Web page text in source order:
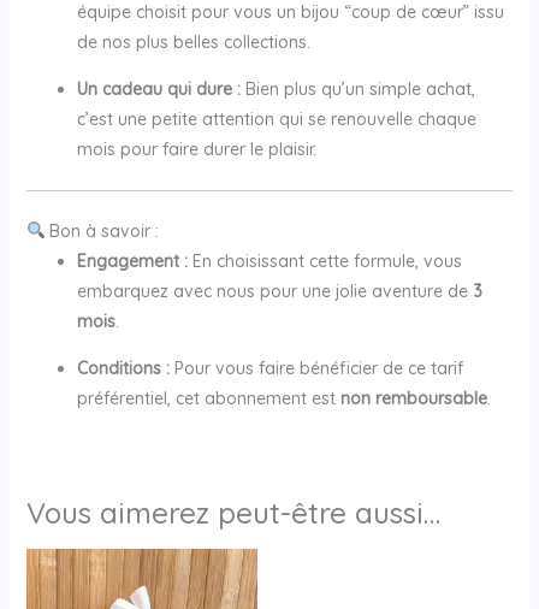
équipe choisit pour vous un bijou “coup de cœur” issu
de nos plus belles collections.
Un cadeau qui dure :Bien plus qu’un simple achat,
c’est une petite attention qui se renouvelle chaque
mois pour faire durer le plaisir.
Bon à savoir :
Engagement :En choisissant cette formule, vous
embarquez avec nous pour une jolie aventure de 3
mois.
Conditions :Pour vous faire bénéficier de ce tarif
préférentiel, cet abonnement est non remboursable.
Vous aimerez peut-être aussi…